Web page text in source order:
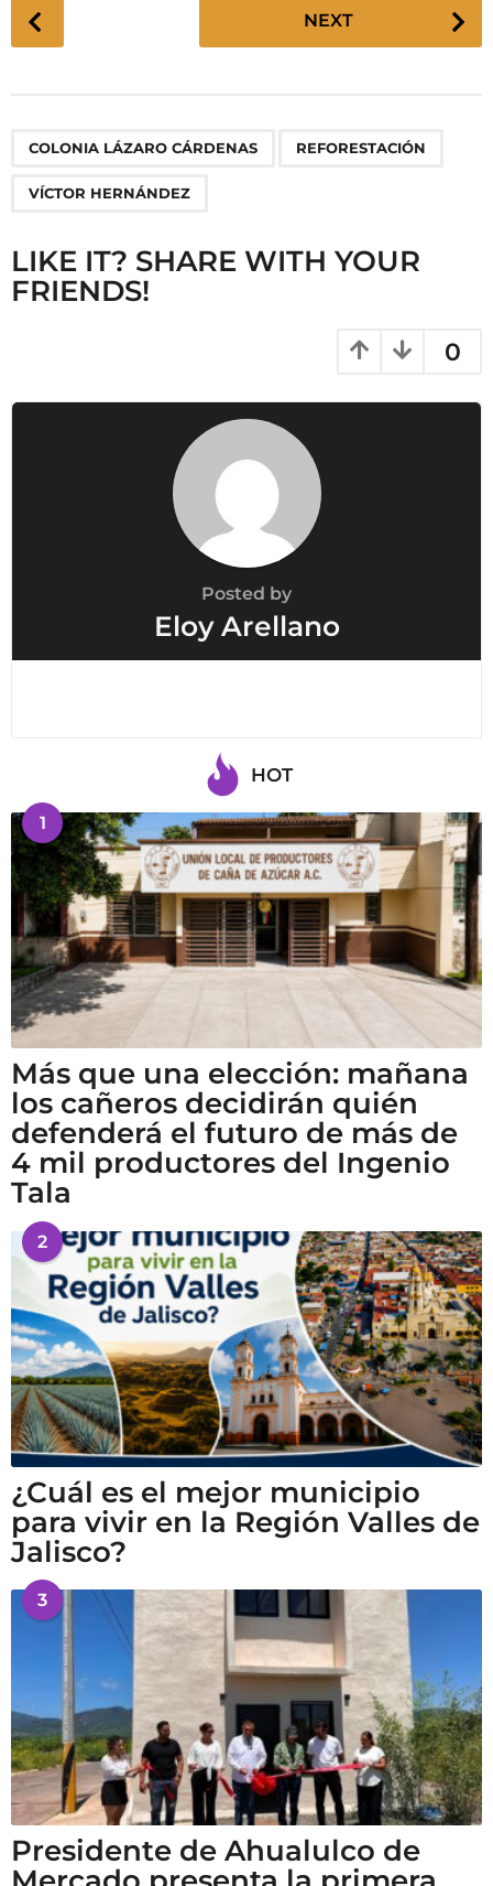
o
g
n
a
t
n
NEXT
COLONIA LÁZARO CÁRDENAS REFORESTACIÓN
VÍCTOR HERNÁNDEZ
LIKE IT? SHARE WITH YOUR
FRIENDS!
0
Posted by
Eloy Arellano
HOT
1
Más que una elección: mañana
los cañeros decidirán quién
defenderá el futuro de más de
4 mil productores del Ingenio
Tala
2
¿Cuál es el mejor municipio
para vivir en la Región Valles de
Jalisco?
3
Presidente de Ahualulco de